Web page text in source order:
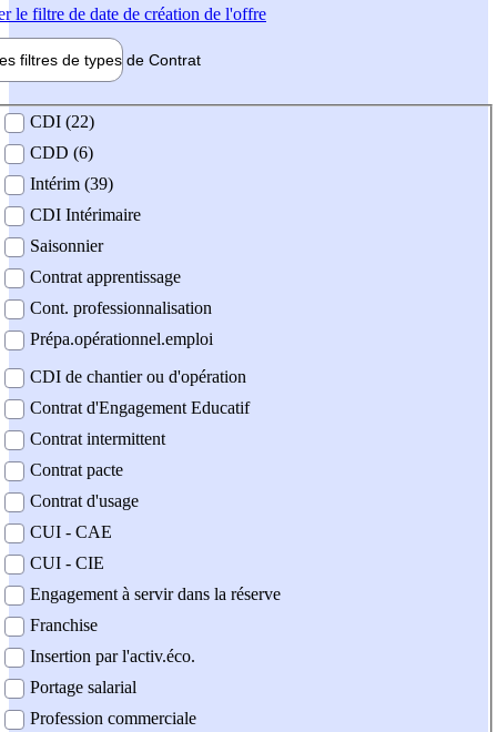
le filtre de date de création de l'offre
filtres de types de Contrat
contrat
CDI (22)
CDD (6)
Intérim (39)
CDI Intérimaire
Saisonnier
Contrat apprentissage
Cont. professionnalisation
Prépa.opérationnel.emploi
CDI de chantier ou d'opération
Contrat d'Engagement Educatif
Contrat intermittent
Contrat pacte
Contrat d'usage
CUI - CAE
CUI - CIE
Engagement à servir dans la réserve
Franchise
Insertion par l'activ.éco.
Portage salarial
Profession commerciale